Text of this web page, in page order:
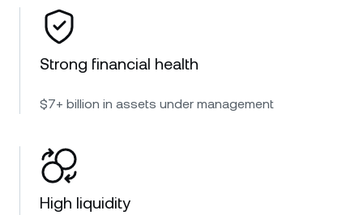
Strong financial health
$7+ billion in assets under management
High liquidity